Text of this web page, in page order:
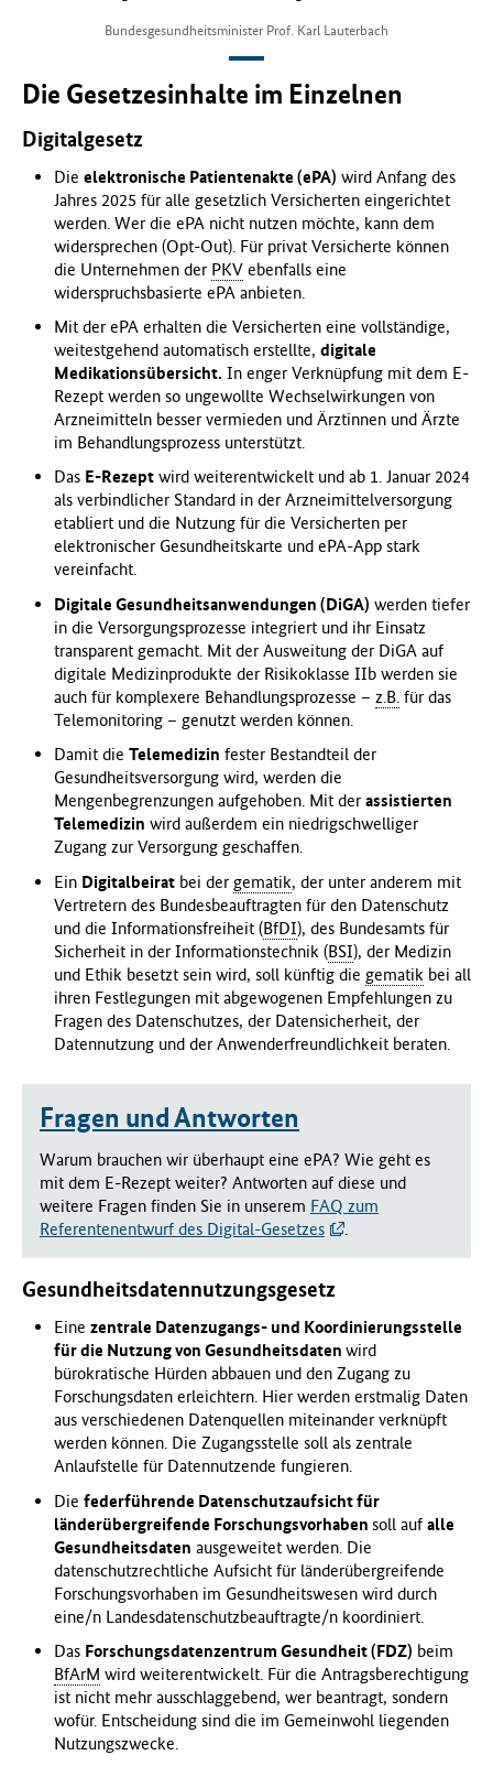
Bundesgesundheitsminister Prof. Karl Lauterbach
Die Gesetzesinhalte im Einzelnen
Digitalgesetz
Die elektronische Patientenakte (ePA) wird Anfang des
Jahres 2025 für alle gesetzlich Versicherten eingerichtet
werden. Wer die ePA nicht nutzen möchte, kann dem
widersprechen (Opt-Out). Für privat Versicherte können
die Unternehmen der PKVebenfalls eine
widerspruchsbasierte ePA anbieten.
Mit der ePA erhalten die Versicherten eine vollständige,
weitestgehend automatisch erstellte, digitale
Medikationsübersicht. In enger Verknüpfung mit dem E-
Rezept werden so ungewollte Wechselwirkungen von
Arzneimitteln besser vermieden und Ärztinnen und Ärzte
im Behandlungsprozess unterstützt.
Das E-Rezeptwird weiterentwickelt und ab 1. Januar 2024
als verbindlicher Standard in der Arzneimittelversorgung
etabliert und die Nutzung für die Versicherten per
elektronischer Gesundheitskarte und ePA-App stark
vereinfacht.
Digitale Gesundheitsanwendungen (DiGA) werden tiefer
in die Versorgungsprozesse integriert und ihr Einsatz
transparent gemacht. Mit der Ausweitung der DiGA auf
digitale Medizinprodukte der Risikoklasse IIb werden sie
auch für komplexere Behandlungsprozesse – z.B. für das
Telemonitoring – genutzt werden können.
Damit die Telemedizin fester Bestandteil der
Gesundheitsversorgung wird, werden die
Mengenbegrenzungen aufgehoben. Mit der assistierten
Telemedizin wird außerdem ein niedrigschwelliger
Zugang zur Versorgung geschaffen.
Ein Digitalbeiratbei der gematik, der unter anderem mit
Vertretern des Bundesbeauftragten für den Datenschutz
und die Informationsfreiheit (BfDI), des Bundesamts für
Sicherheit in der Informationstechnik (BSI), der Medizin
und Ethik besetzt sein wird, soll künftig die gematik bei all
ihren Festlegungen mit abgewogenen Empfehlungen zu
Fragen des Datenschutzes, der Datensicherheit, der
Datennutzung und der Anwenderfreundlichkeit beraten.
Fragen und Antworten
Warum brauchen wir überhaupt eine ePA? Wie geht es
mit dem E-Rezept weiter? Antworten auf diese und
weitere Fragen finden Sie in unserem FAQ zum
Referentenentwurf des Digital-Gesetzes
.
Gesundheitsdatennutzungsgesetz
Eine zentrale Datenzugangs- und Koordinierungsstelle
für die Nutzung von Gesundheitsdaten wird
bürokratische Hürden abbauen und den Zugang zu
Forschungsdaten erleichtern. Hier werden erstmalig Daten
aus verschiedenen Datenquellen miteinander verknüpft
werden können. Die Zugangsstelle soll als zentrale
Anlaufstelle für Datennutzende fungieren.
Die federführende Datenschutzaufsicht für
länderübergreifende Forschungsvorhaben soll auf alle
Gesundheitsdaten ausgeweitet werden. Die
datenschutzrechtliche Aufsicht für länderübergreifende
Forschungsvorhaben im Gesundheitswesen wird durch
eine/n Landesdatenschutzbeauftragte/n koordiniert.
Das Forschungsdatenzentrum Gesundheit (FDZ) beim
BfArM wird weiterentwickelt. Für die Antragsberechtigung
ist nicht mehr ausschlaggebend, wer beantragt, sondern
wofür. Entscheidung sind die im Gemeinwohl liegenden
Nutzungszwecke.